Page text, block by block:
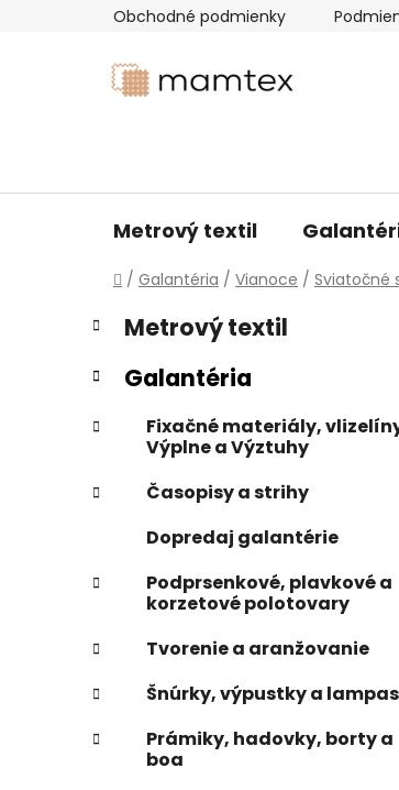
Obchodné podmienky
Metrový textil
Domov
/ Galantéria / Vianoce / Sviatočné
B
o
č
ý
a
l
Preskočiť
kategórie
K
a
t
e
ó
i
e
Metrový textil
Galantéria
Fixačné materiály,
Výplne a Výztuhy
Časopisy a strihy
Dopredaj galantérie
Podprsenkové, plavkové a
korzetové polotovary
Tvorenie a aranžovanie
Šnúrky, výpustky a
Prámiky, hadovky, borty a
boa